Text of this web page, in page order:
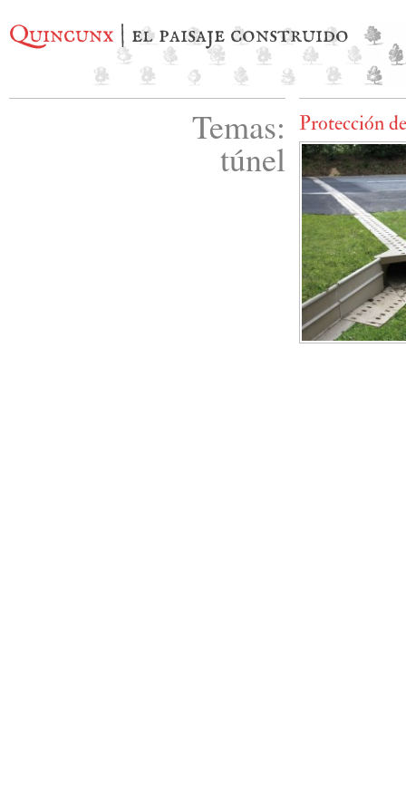
Quincunx | el paisaje construido
Temas:
túnel
Protección